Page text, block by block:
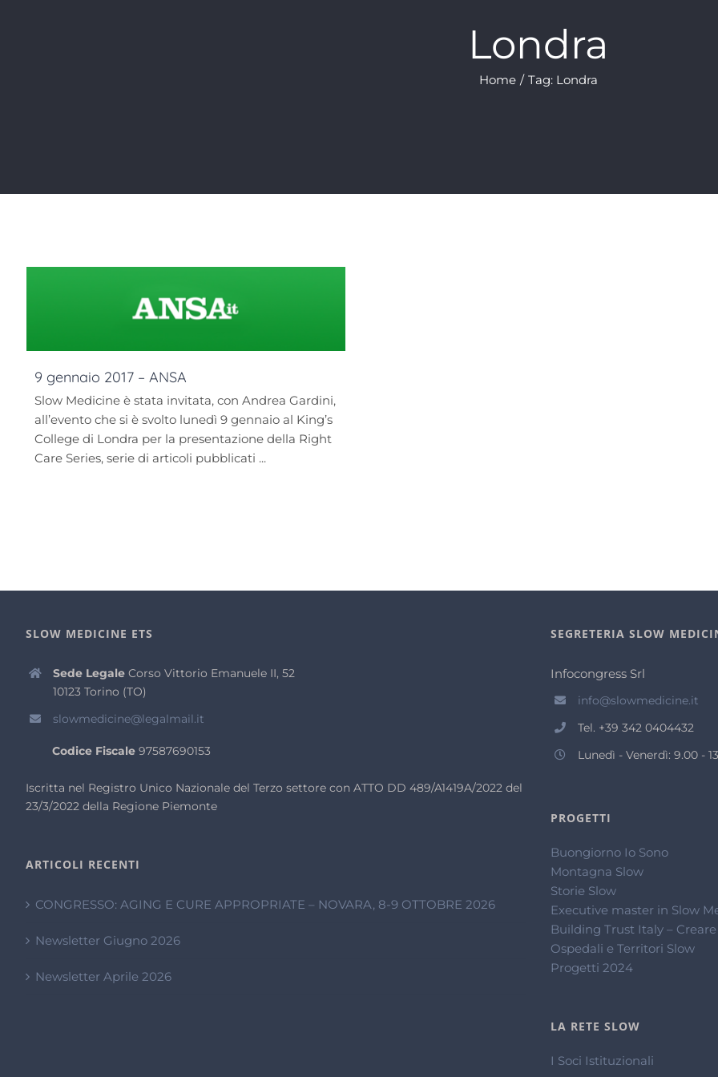
Londra
Home / Tag: Londra
9 gennaio 2017 – ANSA
Slow Medicine è stata invitata, con Andrea Gardini,
all’evento che si è svolto lunedì 9 gennaio al King’s
College di Londra per la presentazione della Right
Care Series, serie di articoli pubblicati ...
SLOW MEDICINE ETS
Sede LegaleCorso Vittorio Emanuele II, 52
10123 Torino (TO)
slowmedicine@legalmail.it
Codice Fiscale97587690153
Iscritta nel Registro Unico Nazionale del Terzo settore con ATTO DD 489/A1419A/2022 del
23/3/2022 della Regione Piemonte
ARTICOLI RECENTI
CONGRESSO: AGING E CURE APPROPRIATE – NOVARA, 8-9 OTTOBRE 2026
Newsletter Giugno 2026
Newsletter Aprile 2026
SEGRETERIA SLOW
Infocongress Srl
info@slowmedicine.it
Tel. +39 342 0404432
Lunedì - Venerdì: 9.00 -
PROGETTI
Buongiorno Io Sono
Montagna Slow
Storie Slow
Executive master in Slow
Building Trust Italy –
Ospedali e Territori Slow
Progetti 2024
LA RETE SLOW
I Soci Istituzionali